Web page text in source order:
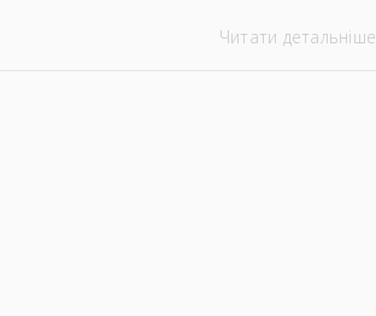
безсонні ночі перед фінальними
Читати детальніше